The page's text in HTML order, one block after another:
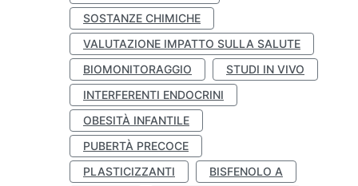
SOSTANZE CHIMICHE
VALUTAZIONE IMPATTO SULLA SALUTE
BIOMONITORAGGIO
STUDI IN VIVO
INTERFERENTI ENDOCRINI
OBESITÀ INFANTILE
PUBERTÀ PRECOCE
PLASTICIZZANTI
BISFENOLO A